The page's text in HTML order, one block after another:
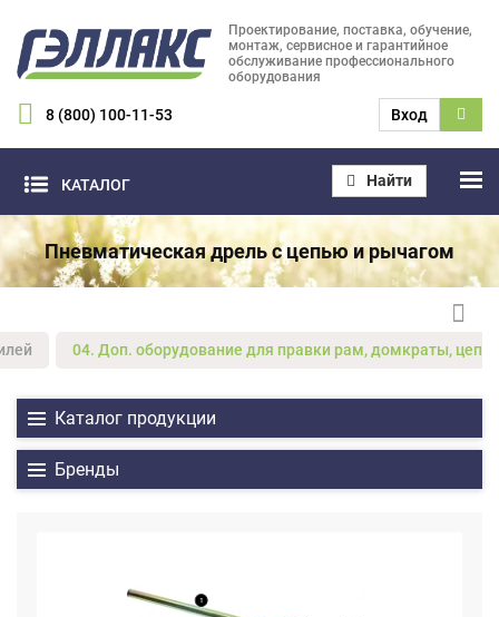
Проектирование, поставка, обучение,
монтаж, сервисное и гарантийное
обслуживание профессионального
оборудования
8 (800) 100-11-53 Вход
КАТАЛОГ Найти
Пневматическая дрель с цепью и рычагом
04. Доп. оборудование для правки рам, домкраты, цепи,
Каталог продукции
Бренды